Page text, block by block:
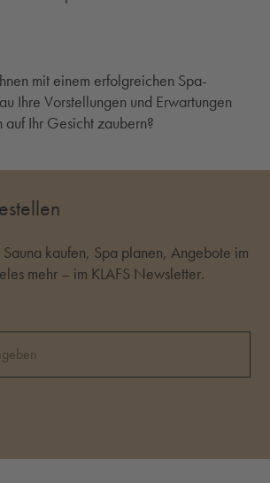
mit einem erfolgreichen Spa-
Ihre Vorstellungen und Erwartungen
auf Ihr Gesicht zaubern?
Sauna kaufen, Spa planen, Angebote im
mehr – im KLAFS Newsletter.